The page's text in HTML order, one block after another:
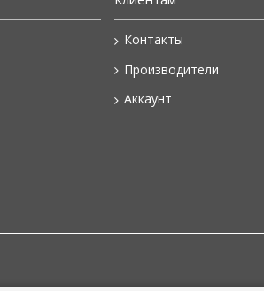
Контакты
Производители
Аккаунт